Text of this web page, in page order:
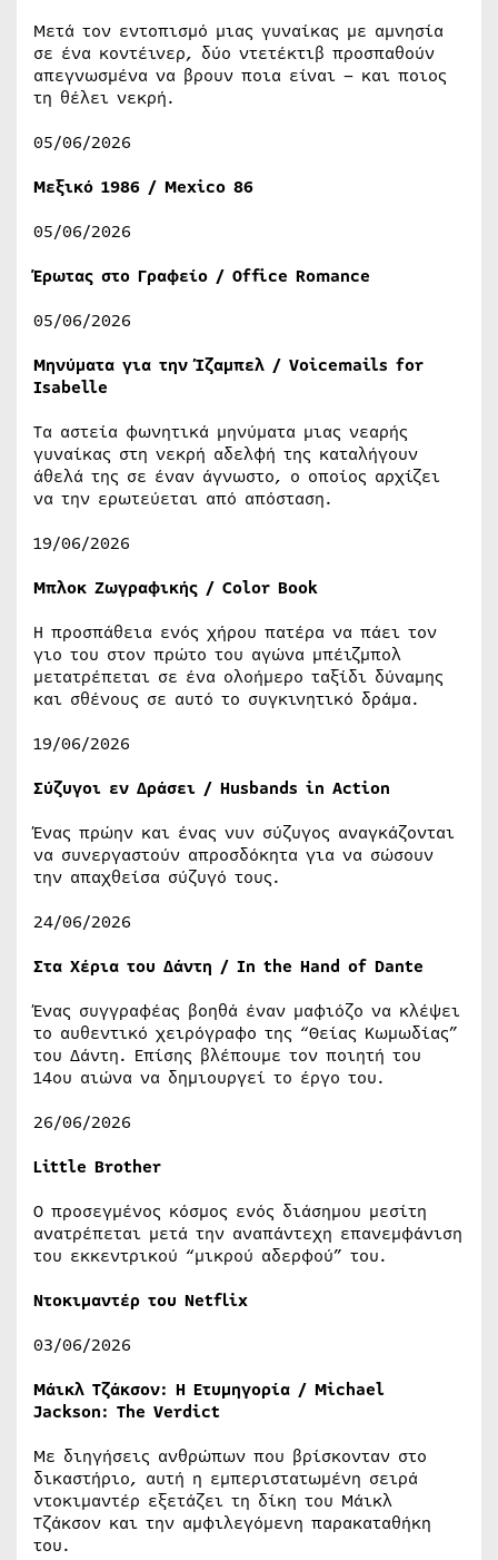
Μετά τον εντοπισμό μιας γυναίκας με αμνησία
σε ένα κοντέινερ, δύο ντετέκτιβ προσπαθούν
απεγνωσμένα να βρουν ποια είναι – και ποιος
τη θέλει νεκρή.
05/06/2026
Μεξικό 1986 / Mexico 86
05/06/2026
Έρωτας στο Γραφείο / Office Romance
05/06/2026
Μηνύματα για την Ίζαμπελ / Voicemails for
Isabelle
Τα αστεία φωνητικά μηνύματα μιας νεαρής
γυναίκας στη νεκρή αδελφή της καταλήγουν
άθελά της σε έναν άγνωστο, ο οποίος αρχίζει
να την ερωτεύεται από απόσταση.
19/06/2026
Μπλοκ Ζωγραφικής / Color Book
Η προσπάθεια ενός χήρου πατέρα να πάει τον
γιο του στον πρώτο του αγώνα μπέιζμπολ
μετατρέπεται σε ένα ολοήμερο ταξίδι δύναμης
και σθένους σε αυτό το συγκινητικό δράμα.
19/06/2026
Σύζυγοι εν Δράσει / Husbands in Action
Ένας πρώην και ένας νυν σύζυγος αναγκάζονται
να συνεργαστούν απροσδόκητα για να σώσουν
την απαχθείσα σύζυγό τους.
24/06/2026
Στα Χέρια του Δάντη / In the Hand of Dante
Ένας συγγραφέας βοηθά έναν μαφιόζο να κλέψει
το αυθεντικό χειρόγραφο της “Θείας Κωμωδίας”
του Δάντη. Επίσης βλέπουμε τον ποιητή του
14ου αιώνα να δημιουργεί το έργο του.
26/06/2026
Little Brother
Ο προσεγμένος κόσμος ενός διάσημου μεσίτη
ανατρέπεται μετά την αναπάντεχη επανεμφάνιση
του εκκεντρικού “μικρού αδερφού” του.
Ντοκιμαντέρ του Netflix
03/06/2026
Μάικλ Τζάκσον: Η Ετυμηγορία / Michael
Jackson: The Verdict
Με διηγήσεις ανθρώπων που βρίσκονταν στο
δικαστήριο, αυτή η εμπεριστατωμένη σειρά
ντοκιμαντέρ εξετάζει τη δίκη του Μάικλ
Τζάκσον και την αμφιλεγόμενη παρακαταθήκη
του.